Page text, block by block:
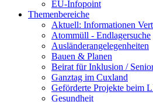
EU-Infopoint
Themenbereiche
Aktuell: Informationen
Atommüll - Endlagersuche
Ausländerangelegenheiten
Bauen & Planen
Beirat für Inklusion /
Ganztag im Cuxland
Geförderte Projekte beim
Gesundheit